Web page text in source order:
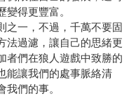
得更豐富。
之一，不過，千萬不要固
法過濾，讓自己的思緒更
者們在狼人遊戲中致勝的
能讓我們的處事脈絡清
們的事。